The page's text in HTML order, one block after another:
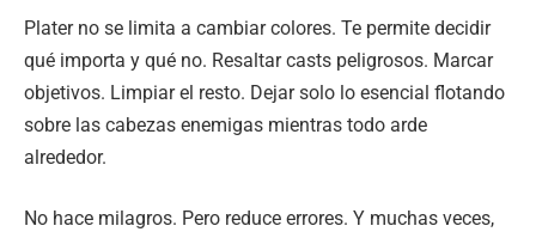
Plater no se limita a cambiar colores. Te permite decidir
qué importa y qué no. Resaltar casts peligrosos. Marcar
objetivos. Limpiar el resto. Dejar solo lo esencial flotando
sobre las cabezas enemigas mientras todo arde
alrededor.
No hace milagros. Pero reduce errores. Y muchas veces,